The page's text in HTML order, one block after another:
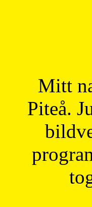
Mitt
Piteå.